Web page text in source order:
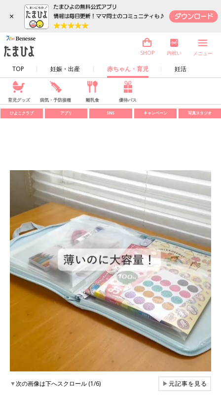
×
TOP 妊娠・出産 赤ちゃん・育児 妊活
SHOP 内祝い メニュー
育児グッズ 病気・予防接種 離乳食 優待パス
ひよこクラブ アプリ SNS キャンペーン 写真スタジオ
▼次の画像は下へスクロール (1/6) ▶元記事を見る